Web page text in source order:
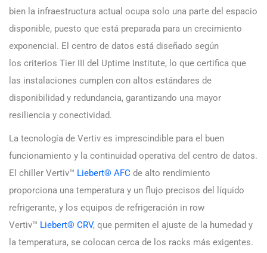
bien la infraestructura actual ocupa solo una parte del espacio
disponible, puesto que está preparada para un crecimiento
exponencial. El centro de datos está diseñado según
los criterios Tier III del Uptime Institute, lo que certifica que
las instalaciones cumplen con altos estándares de
disponibilidad y redundancia, garantizando una mayor
resiliencia y conectividad.
La tecnología de Vertiv es imprescindible para el buen
funcionamiento y la continuidad operativa del centro de datos.
El chiller Vertiv™ Liebert® AFC de alto rendimiento
proporciona una temperatura y un flujo precisos del líquido
refrigerante, y los equipos de refrigeración in row
Vertiv™ Liebert® CRV, que permiten el ajuste de la humedad y
la temperatura, se colocan cerca de los racks más exigentes.